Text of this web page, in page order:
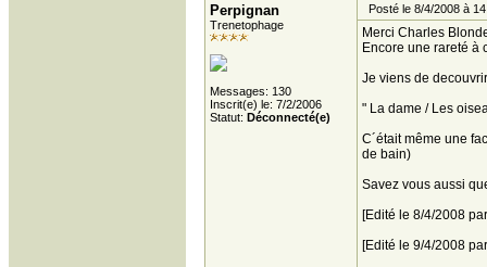
Perpignan
Trenetophage
Messages: 130
Inscrit(e) le: 7/2/2006
Statut: Déconnecté(e)
Posté le 8/4/2008 à
Merci Charles
Encore une rareté à
Je viens de
" La dame / Les
C´était même une
de bain)
Savez vous aussi
[Edité le 8/4/2008
[Edité le 9/4/2008